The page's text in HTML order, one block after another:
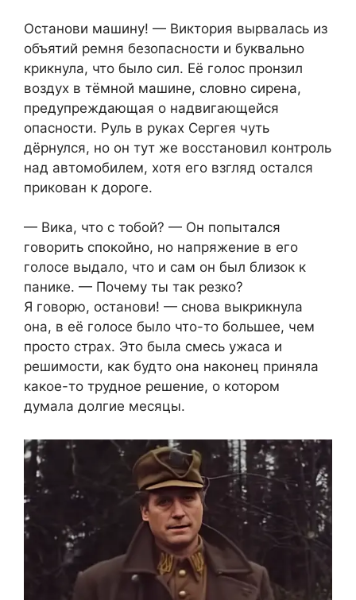
Останови машину! — Виктория вырвалась из
объятий ремня безопасности и буквально
крикнула, что было сил. Её голос пронзил
воздух в тёмной машине, словно сирена,
предупреждающая о надвигающейся
опасности. Руль в руках Сергея чуть
дёрнулся, но он тут же восстановил контроль
над автомобилем, хотя его взгляд остался
прикован к дороге.
— Вика, что с тобой? — Он попытался
говорить спокойно, но напряжение в его
голосе выдало, что и сам он был близок к
панике. — Почему ты так резко?
Я говорю, останови! — снова выкрикнула
она, в её голосе было что-то большее, чем
просто страх. Это была смесь ужаса и
решимости, как будто она наконец приняла
какое-то трудное решение, о котором
думала долгие месяцы.